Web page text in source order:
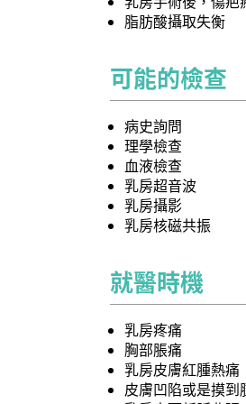
脂肪酸攝取失衡
可能的檢查
病史詢問
理學檢查
血液檢查
乳房超音波
乳房攝影
乳房核磁共振
就醫時機
乳房疼痛
胸部脹痛
乳房皮膚紅腫熱痛
皮膚凹陷或是摸到